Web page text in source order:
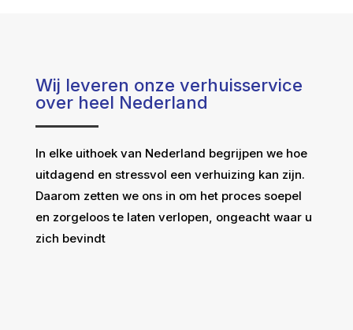
Wij leveren onze verhuisservice
over heel Nederland
In elke uithoek van Nederland begrijpen we hoe
uitdagend en stressvol een verhuizing kan zijn.
Daarom zetten we ons in om het proces soepel
en zorgeloos te laten verlopen, ongeacht waar u
zich bevindt